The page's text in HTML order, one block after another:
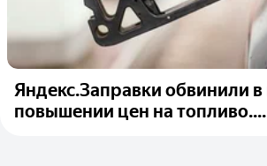
Яндекс.Заправки обвинили
повышении цен на топливо....